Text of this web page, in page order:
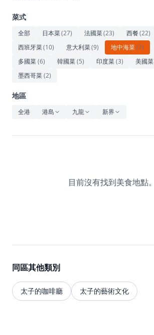
藝術文化
休閒
音樂
菜式
全部 日本菜(27) 法國菜(23) 西餐(22)
西班牙菜(10) 意大利菜(9) 地中海菜(7)
多國菜(6) 韓國菜(5) 印度菜(3) 美國菜
墨西哥菜(2)
地區
全港 港島 九龍 新界
目前沒有找到美食地點。
同區其他類別
太子的咖啡廳 太子的藝術文化